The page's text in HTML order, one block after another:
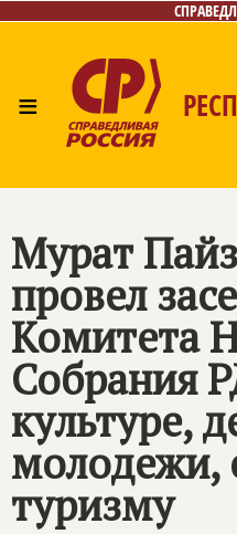
≡
Мурат
провел
Комитета
Собрания
культуре,
молодежи,
туризму